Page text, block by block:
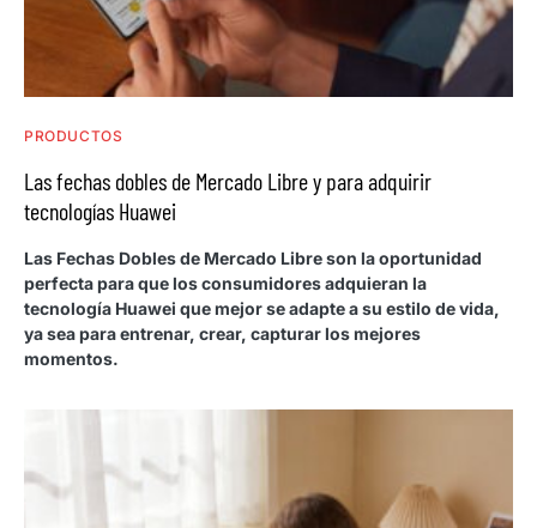
PRODUCTOS
Las fechas dobles de Mercado Libre y para adquirir
tecnologías Huawei
Las Fechas Dobles de Mercado Libre son la oportunidad
perfecta para que los consumidores adquieran la
tecnología Huawei que mejor se adapte a su estilo de vida,
ya sea para entrenar, crear, capturar los mejores
momentos.